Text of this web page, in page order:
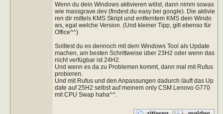
Wenn du dein Windows aktivieren willst, dann nimm sowas
wie massgrave.dev (findest du easy bei google). Die aktivie
ren dir mittels KMS Skript und entferntem KMS dein Windo
ws, egal welche Version. (Und kleiner Tipp, gilt ebenso für
Office^^)
Solltest du es dennoch mit dem Windows Tool als Update
machen, am besten Schrittweise über 23H2 oder wenn das
nicht verfügbar ist 24H2.
Und wenn es da zu Problemen kommt, dann mal mit Rufus
probieren.
Und mit Rufus und den Anpassungen dadurch läuft das Up
date auf 25H2 selbst auf meinem only CSM Lenovo G770
mit CPU Swap haha^^.